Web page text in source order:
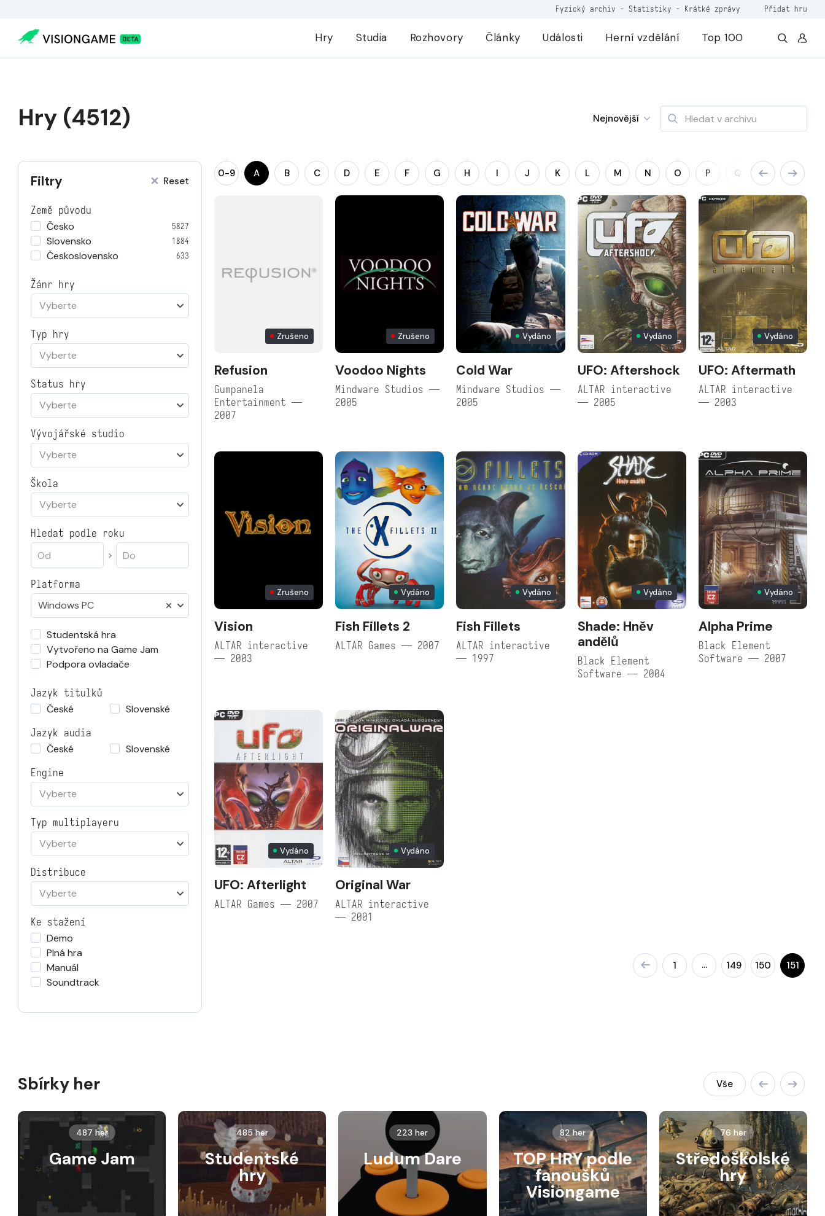
Fyzický archiv - Statistiky - Krátké zprávy Přidat hru
Hry Studia Rozhovory Články Události Herní vzdělání Top 100
Hry (4512) Nejnovější
Filtry Reset
Země původu
Česko
5827
Slovensko 1884
Československo 633
Žánr hry
Vyberte
Typ hry
Vyberte
Status hry
Vyberte
Vývojářské studio
Vyberte
Škola
Vyberte
Hledat podle roku
Platforma
Windows PC
Studentská hra
Vytvořeno na Game Jam
Podpora ovladače
Jazyk titulků
České
Slovenské
Jazyk audia
České
Slovenské
Engine
Vyberte
Typ multiplayeru
Vyberte
Distribuce
Vyberte
Ke stažení
Demo
Plná hra
Manuál
Soundtrack
0-9 A B C D E F G H I J K L M N O P Q R S
Zrušeno
Refusion
Gumpanela
Entertainment —
2007
Zrušeno
Voodoo Nights
Mindware Studios —
2005
Vydáno
Cold War
Mindware Studios —
2005
Vydáno
UFO: Aftershock
ALTAR interactive
— 2005
Vydáno
UFO: Aftermath
ALTAR interactive
— 2003
Zrušeno
Vision
ALTAR interactive
— 2003
Vydáno
Fish Fillets 2
ALTAR Games — 2007
Vydáno
Fish Fillets
ALTAR interactive
— 1997
Vydáno
Shade: Hněv
andělů
Black Element
Software — 2004
Vydáno
Alpha Prime
Black Element
Software — 2007
Vydáno
UFO: Afterlight
ALTAR Games — 2007
Vydáno
Original War
ALTAR interactive
— 2001
1 … 149 150 151
Sbírky her Vše
487 her
Game Jam
485 her
Studentské
hry
223 her
Ludum Dare
82 her
TOP HRY podle
fanoušků
Visiongame
76 her
Středoškolské
hry